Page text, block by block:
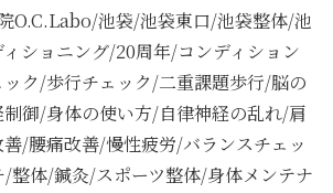
O.C.Labo/池袋/池袋東口/池袋整体/池
ショニング/20周年/コンディション
ク/歩行チェック/二重課題歩行/脳の
御/身体の使い方/自律神経の乱れ/肩
/腰痛改善/慢性疲労/バランスチェッ
整体/鍼灸/スポーツ整体/身体メンテナ